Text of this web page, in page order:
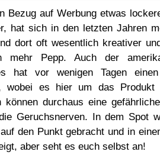
Bezug auf Werbung etwas
hat sich in den letzten Jahren
dort oft wesentlich kreativer
mehr Pepp. Auch der
hat vor wenigen Tagen
wobei es hier um das Produkt
können durchaus eine
Geruchsnerven. In dem Spot
den Punkt gebracht und in
aber seht es euch selbst an!